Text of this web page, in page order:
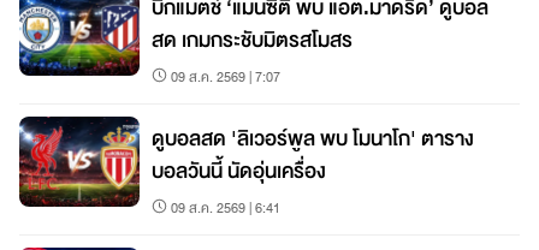
บิ๊กแมตช์ ‘แมนซิตี้ พบ แอต.มาดริด’ ดูบอล
สด เกมกระชับมิตรสโมสร
09 ส.ค. 2569 | 7:07
ดูบอลสด 'ลิเวอร์พูล พบ โมนาโก' ตาราง
บอลวันนี้ นัดอุ่นเครื่อง
09 ส.ค. 2569 | 6:41